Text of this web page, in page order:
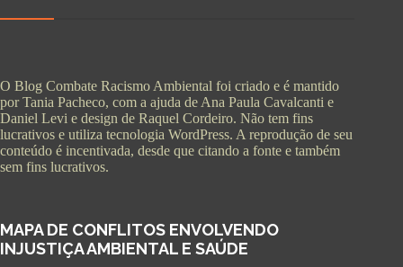
O Blog Combate Racismo Ambiental foi criado e é mantido
por Tania Pacheco, com a ajuda de Ana Paula Cavalcanti e
Daniel Levi e design de Raquel Cordeiro. Não tem fins
lucrativos e utiliza tecnologia WordPress. A reprodução de seu
conteúdo é incentivada, desde que citando a fonte e também
sem fins lucrativos.
MAPA DE CONFLITOS ENVOLVENDO
INJUSTIÇA AMBIENTAL E SAÚDE